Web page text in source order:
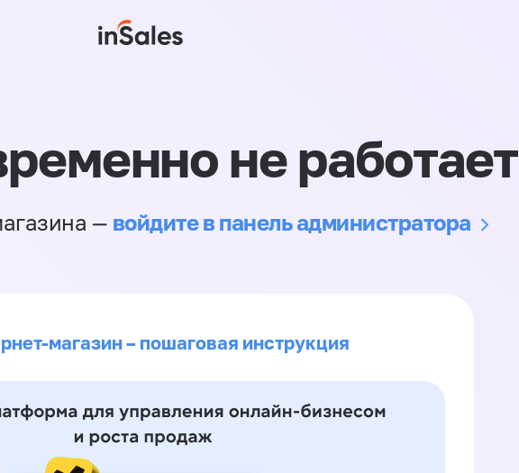
не работает
— войдите в панель администратора
магазин – пошаговая инструкция